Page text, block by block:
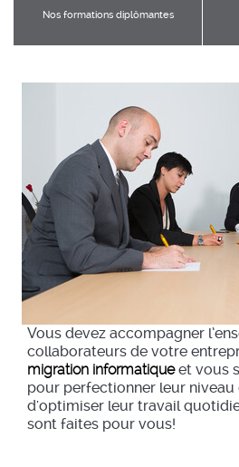
Nos formations diplômantes
Vous devez accompagner
collaborateurs de votre
migration informatiqueet vous
pour perfectionner leur niveau
d'optimiser leur travail
sont faites pour vous!